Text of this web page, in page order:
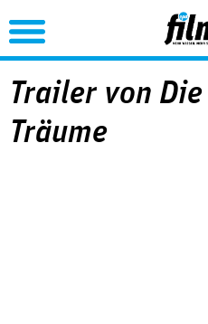
Jump to
Trailer von
Träume